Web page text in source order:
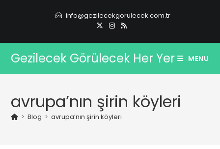
info@gezilecekgorulecek.com.tr
Gezilecek Görülecek Her Yer MENU
avrupa’nın şirin köyleri
> Blog > avrupa’nın şirin köyleri